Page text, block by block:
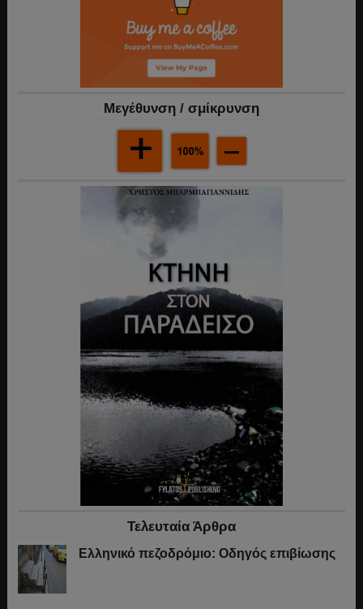
Mεγέθυνση / σμίκρυνση
Τελευταία Άρθρα
Ελληνικό πεζοδρόμιο: Οδηγός επιβίωσης